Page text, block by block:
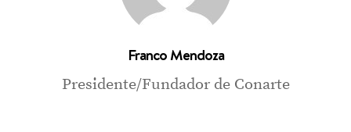
Franco Mendoza
Presidente/Fundador de Conarte